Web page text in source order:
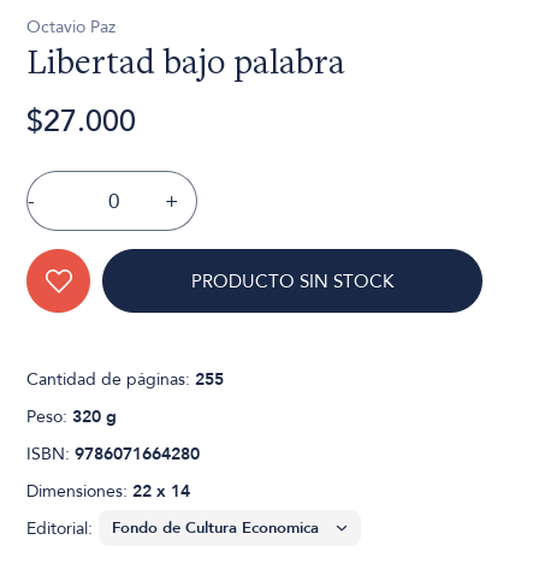
Octavio Paz
Libertad bajo palabra
$27.000
- +
PRODUCTO SIN STOCK
Cantidad de páginas:255
Peso:320 g
ISBN:9786071664280
Dimensiones:22 x 14
Editorial: